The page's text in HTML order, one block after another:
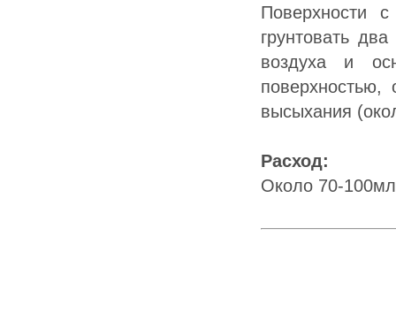
Поверхности
грунтовать
воздуха и
поверхностью,
высыхания
Расход:
Около 70-